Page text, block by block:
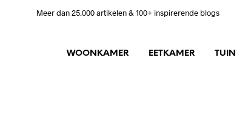
Meer dan 25.000 artikelen & 100+ inspirerende blogs
WOONKAMER EETKAMER TUIN